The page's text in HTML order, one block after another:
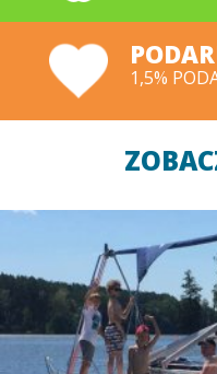
1,5%